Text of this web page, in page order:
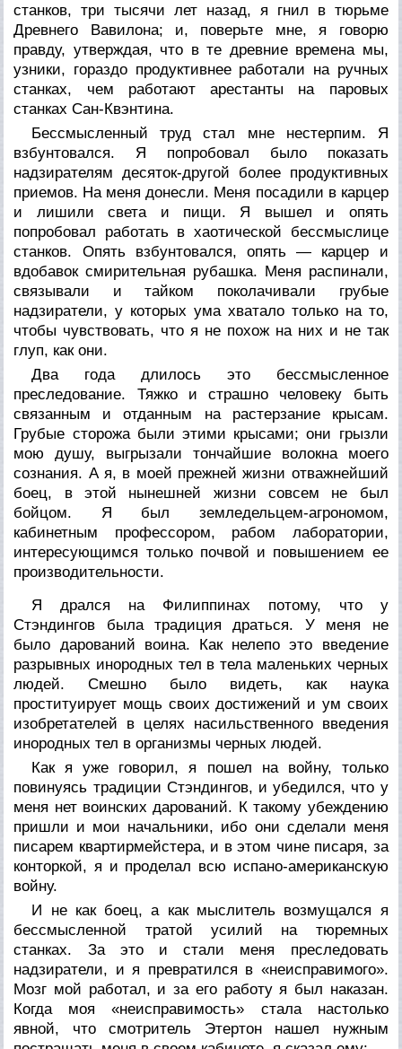
станков, три тысячи лет назад, я гнил в тюрьме
Древнего Вавилона; и, поверьте мне, я говорю
правду, утверждая, что в те древние времена мы,
узники, гораздо продуктивнее работали на ручных
станках, чем работают арестанты на паровых
станках Сан-Квэнтина.
Бессмысленный труд стал мне нестерпим. Я
взбунтовался. Я попробовал было показать
надзирателям десяток-другой более продуктивных
приемов. На меня донесли. Меня посадили в карцер
и лишили света и пищи. Я вышел и опять
попробовал работать в хаотической бессмыслице
станков. Опять взбунтовался, опять — карцер и
вдобавок смирительная рубашка. Меня распинали,
связывали и тайком поколачивали грубые
надзиратели, у которых ума хватало только на то,
чтобы чувствовать, что я не похож на них и не так
глуп, как они.
Два года длилось это бессмысленное
преследование. Тяжко и страшно человеку быть
связанным и отданным на растерзание крысам.
Грубые сторожа были этими крысами; они грызли
мою душу, выгрызали тончайшие волокна моего
сознания. А я, в моей прежней жизни отважнейший
боец, в этой нынешней жизни совсем не был
бойцом. Я был земледельцем-агрономом,
кабинетным профессором, рабом лаборатории,
интересующимся только почвой и повышением ее
производительности.
Я дрался на Филиппинах потому, что у
Стэндингов была традиция драться. У меня не
было дарований воина. Как нелепо это введение
разрывных инородных тел в тела маленьких черных
людей. Смешно было видеть, как наука
проституирует мощь своих достижений и ум своих
изобретателей в целях насильственного введения
инородных тел в организмы черных людей.
Как я уже говорил, я пошел на войну, только
повинуясь традиции Стэндингов, и убедился, что у
меня нет воинских дарований. К такому убеждению
пришли и мои начальники, ибо они сделали меня
писарем квартирмейстера, и в этом чине писаря, за
конторкой, я и проделал всю испано-американскую
войну.
И не как боец, а как мыслитель возмущался я
бессмысленной тратой усилий на тюремных
станках. За это и стали меня преследовать
надзиратели, и я превратился в «неисправимого».
Мозг мой работал, и за его работу я был наказан.
Когда моя «неисправимость» стала настолько
явной, что смотритель Этертон нашел нужным